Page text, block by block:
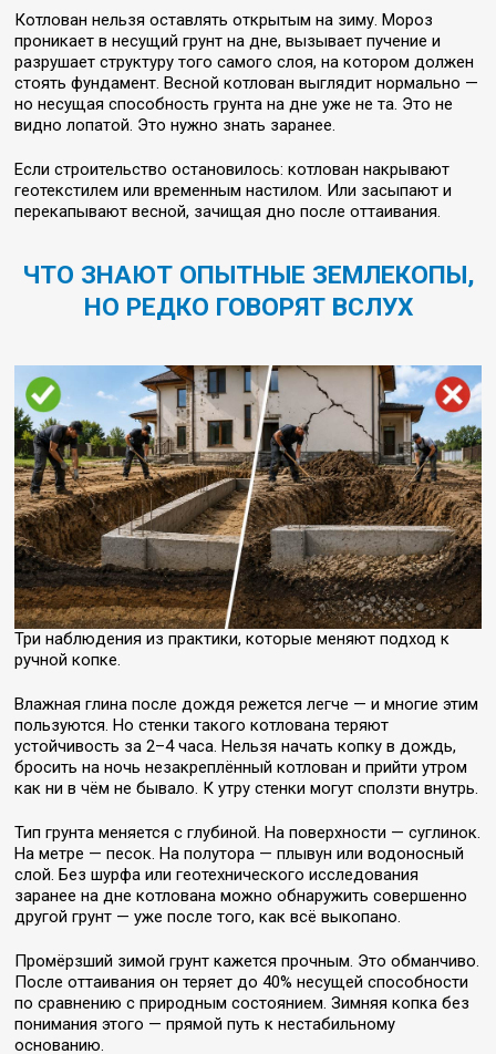
Котлован нельзя оставлять открытым на зиму. Мороз
проникает в несущий грунт на дне, вызывает пучение и
разрушает структуру того самого слоя, на котором должен
стоять фундамент. Весной котлован выглядит нормально —
но несущая способность грунта на дне уже не та. Это не
видно лопатой. Это нужно знать заранее.
Если строительство остановилось: котлован накрывают
геотекстилем или временным настилом. Или засыпают и
перекапывают весной, зачищая дно после оттаивания.
ЧТО ЗНАЮТ ОПЫТНЫЕ ЗЕМЛЕКОПЫ,
НО РЕДКО ГОВОРЯТ ВСЛУХ
Три наблюдения из практики, которые меняют подход к
ручной копке.
Влажная глина после дождя режется легче — и многие этим
пользуются. Но стенки такого котлована теряют
устойчивость за 2–4 часа. Нельзя начать копку в дождь,
бросить на ночь незакреплённый котлован и прийти утром
как ни в чём не бывало. К утру стенки могут сползти внутрь.
Тип грунта меняется с глубиной. На поверхности — суглинок.
На метре — песок. На полутора — плывун или водоносный
слой. Без шурфа или геотехнического исследования
заранее на дне котлована можно обнаружить совершенно
другой грунт — уже после того, как всё выкопано.
Промёрзший зимой грунт кажется прочным. Это обманчиво.
После оттаивания он теряет до 40% несущей способности
по сравнению с природным состоянием. Зимняя копка без
понимания этого — прямой путь к нестабильному
основанию.